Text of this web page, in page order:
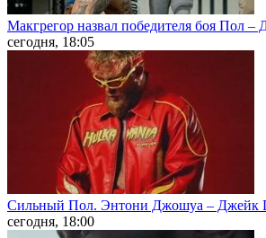
Макгрегор назвал победителя боя Пол –
сегодня, 18:05
Сильный Пол. Энтони Джошуа – Джейк
сегодня, 18:00